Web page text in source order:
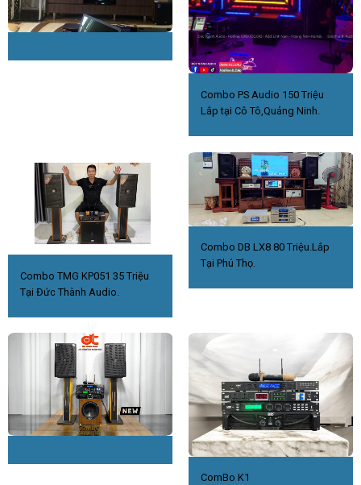
Combo PS Audio 150 Triệu
Lắp tại Cô Tô,Quảng Ninh.
Combo TMG KP051 35 Triệu
Tại Đức Thành Audio.
Combo DB LX8 80 Triệu.Lắp
Tại Phú Thọ.
ComBo K1